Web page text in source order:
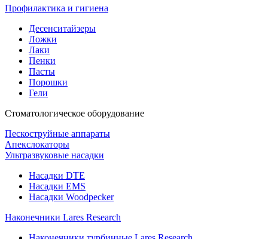
Профилактика и гигиена
Десенситайзеры
Ложки
Лаки
Пенки
Пасты
Порошки
Гели
Стоматологическое оборудование
Пескоструйные аппараты
Апекслокаторы
Ультразвуковые насадки
Насадки DTE
Насадки EMS
Насадки Woodpecker
Наконечники Lares Research